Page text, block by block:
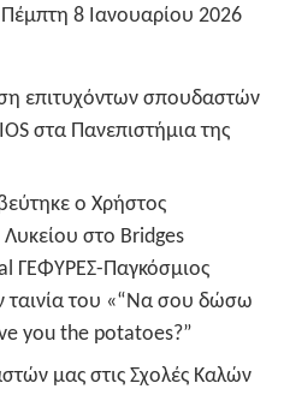
8 Ιανουαρίου 2026
επιτυχόντων σπουδαστών
στα Πανεπιστήμια της
ο Χρήστος
Λυκείου στο Bridges
ΓΕΦΥΡΕΣ-Παγκόσμιος
ταινία του «“Να σου δώσω
you the potatoes?”
μας στις Σχολές Καλών